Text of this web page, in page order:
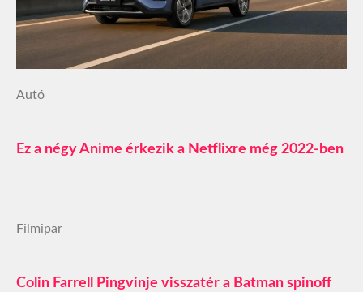
Autó
Ez a négy Anime érkezik a Netflixre még 2022-ben
Filmipar
Colin Farrell Pingvinje visszatér a Batman spinoff